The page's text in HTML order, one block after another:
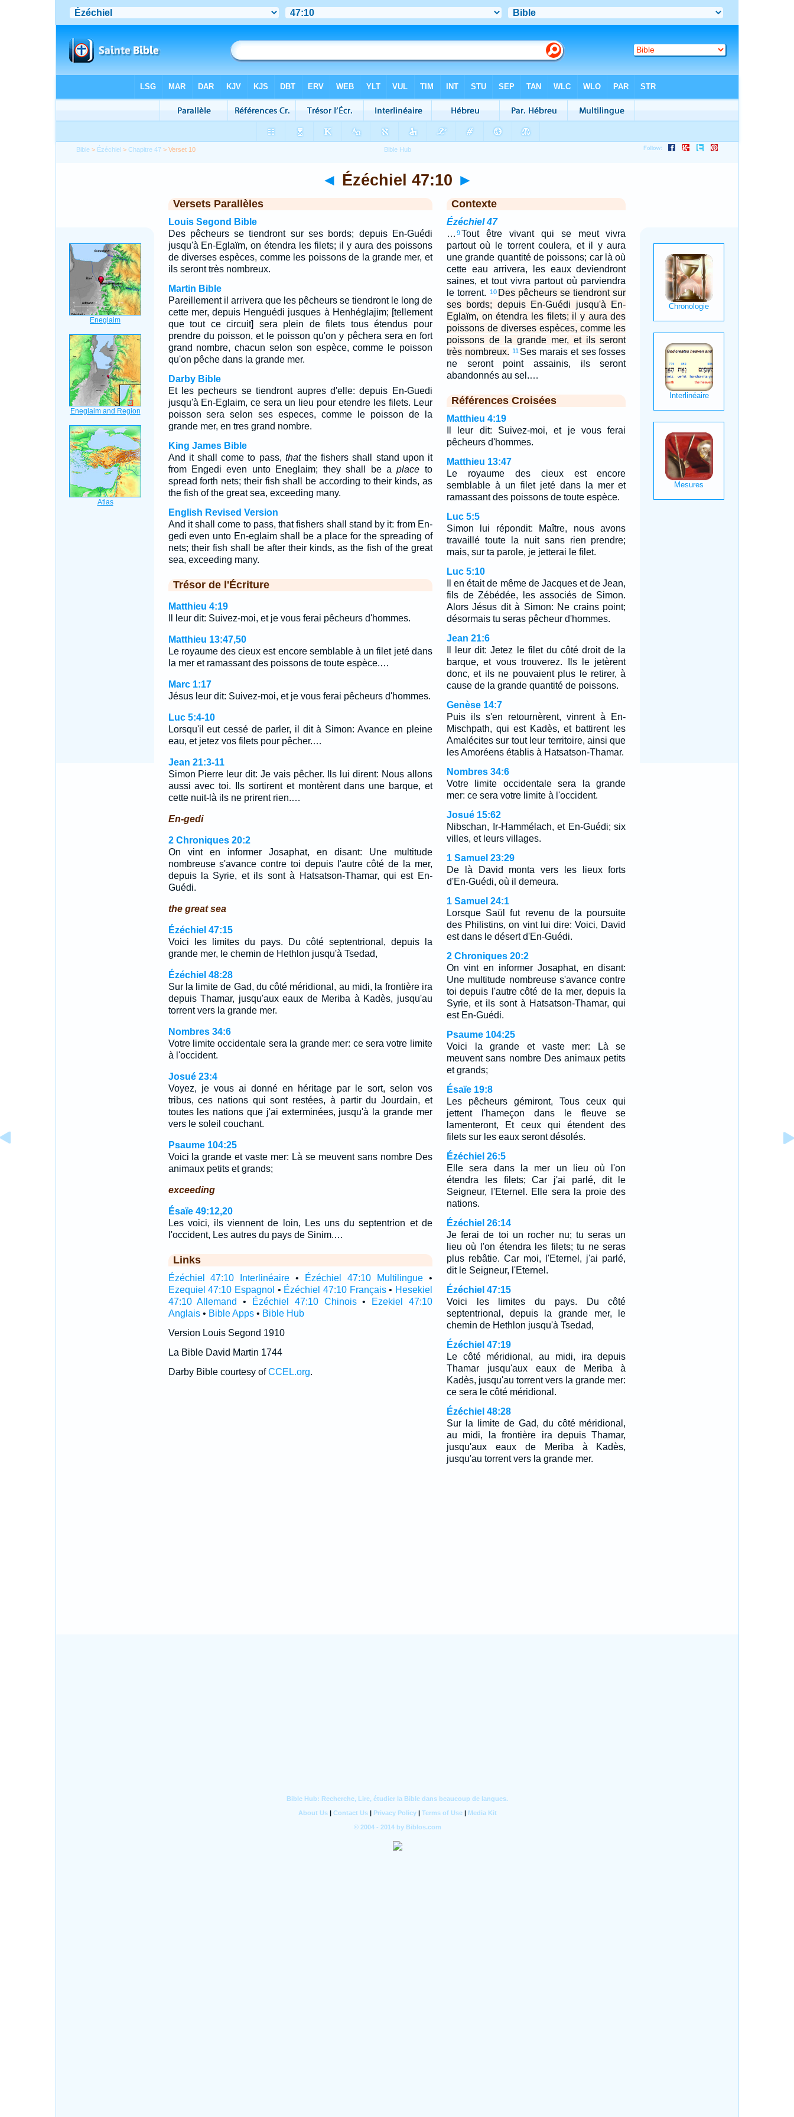
Bible > Ézéchiel >Chapitre 47 > Verset 10
◄ Ézéchiel 47:10 ►
Versets Parallèles
Louis Segond Bible
Des pêcheurs se tiendront sur ses bords; depuis En-Guédi
jusqu'à En-Eglaïm, on étendra les filets; il y aura des poissons
de diverses espèces, comme les poissons de la grande mer, et
ils seront très nombreux.
Martin Bible
Pareillement il arrivera que les pêcheurs se tiendront le long de
cette mer, depuis Henguédi jusques à Henhéglajim; [tellement
que tout ce circuit] sera plein de filets tous étendus pour
prendre du poisson, et le poisson qu'on y pêchera sera en fort
grand nombre, chacun selon son espèce, comme le poisson
qu'on pêche dans la grande mer.
Darby Bible
Et les pecheurs se tiendront aupres d'elle: depuis En-Guedi
jusqu'à En-Eglaim, ce sera un lieu pour etendre les filets. Leur
poisson sera selon ses especes, comme le poisson de la
grande mer, en tres grand nombre.
King James Bible
And it shall come to pass, thatthe fishers shall stand upon it
from Engedi even unto Eneglaim; they shall be aplace to
spread forth nets; their fish shall be according to their kinds, as
the fish of the great sea, exceeding many.
English Revised Version
And it shall come to pass, that fishers shall stand by it: from En-
gedi even unto En-eglaim shall be a place for the spreading of
nets; their fish shall be after their kinds, as the fish of the great
sea, exceeding many.
Trésor de l'Écriture
Matthieu 4:19
Il leur dit: Suivez-moi, et je vous ferai pêcheurs d'hommes.
Matthieu 13:47,50
Le royaume des cieux est encore semblable à un filet jeté dans
la mer et ramassant des poissons de toute espèce.…
Marc 1:17
Jésus leur dit: Suivez-moi, et je vous ferai pêcheurs d'hommes.
Luc 5:4-10
Lorsqu'il eut cessé de parler, il dit à Simon: Avance en pleine
eau, et jetez vos filets pour pêcher.…
Jean 21:3-11
Simon Pierre leur dit: Je vais pêcher. Ils lui dirent: Nous allons
aussi avec toi. Ils sortirent et montèrent dans une barque, et
cette nuit-là ils ne prirent rien.…
En-gedi
2 Chroniques 20:2
On vint en informer Josaphat, en disant: Une multitude
nombreuse s'avance contre toi depuis l'autre côté de la mer,
depuis la Syrie, et ils sont à Hatsatson-Thamar, qui est En-
Guédi.
the great sea
Ézéchiel 47:15
Voici les limites du pays. Du côté septentrional, depuis la
grande mer, le chemin de Hethlon jusqu'à Tsedad,
Ézéchiel 48:28
Sur la limite de Gad, du côté méridional, au midi, la frontière ira
depuis Thamar, jusqu'aux eaux de Meriba à Kadès, jusqu'au
torrent vers la grande mer.
Nombres 34:6
Votre limite occidentale sera la grande mer: ce sera votre limite
à l'occident.
Josué 23:4
Voyez, je vous ai donné en héritage par le sort, selon vos
tribus, ces nations qui sont restées, à partir du Jourdain, et
toutes les nations que j'ai exterminées, jusqu'à la grande mer
vers le soleil couchant.
Psaume 104:25
Voici la grande et vaste mer: Là se meuvent sans nombre Des
animaux petits et grands;
exceeding
Ésaïe 49:12,20
Les voici, ils viennent de loin, Les uns du septentrion et de
l'occident, Les autres du pays de Sinim.…
Links
Ézéchiel 47:10 Interlinéaire • Ézéchiel 47:10 Multilingue •
Ezequiel 47:10 Espagnol • Ézéchiel 47:10 Français• Hesekiel
47:10 Allemand
• Ézéchiel 47:10 Chinois•
Ezekiel 47:10
Anglais• Bible Apps• Bible Hub
Version Louis Segond 1910
La Bible David Martin 1744
Darby Bible courtesy ofCCEL.org.
Contexte
Ézéchiel 47
… 9Tout être vivant qui se meut vivra
partout où le torrent coulera, et il y aura
une grande quantité de poissons; car là où
cette eau arrivera, les eaux deviendront
saines, et tout vivra partout où parviendra
le torrent.
10 Des pêcheurs se tiendront sur
ses bords; depuis En-Guédi jusqu'à En-
Eglaïm, on étendra les filets; il y aura des
poissons de diverses espèces, comme les
poissons de la grande mer, et ils seront
très nombreux. 11 Ses marais et ses fosses
ne seront point assainis, ils seront
abandonnés au sel.…
Références Croisées
Matthieu 4:19
Il leur dit: Suivez-moi, et je vous ferai
pêcheurs d'hommes.
Matthieu 13:47
Le royaume des cieux est encore
semblable à un filet jeté dans la mer et
ramassant des poissons de toute espèce.
Luc 5:5
Simon lui répondit: Maître, nous avons
travaillé toute la nuit sans rien prendre;
mais, sur ta parole, je jetterai le filet.
Luc 5:10
Il en était de même de Jacques et de Jean,
fils de Zébédée, les associés de Simon.
Alors Jésus dit à Simon: Ne crains point;
désormais tu seras pêcheur d'hommes.
Jean 21:6
Il leur dit: Jetez le filet du côté droit de la
barque, et vous trouverez. Ils le jetèrent
donc, et ils ne pouvaient plus le retirer, à
cause de la grande quantité de poissons.
Genèse 14:7
Puis ils s'en retournèrent, vinrent à En-
Mischpath, qui est Kadès, et battirent les
Amalécites sur tout leur territoire, ainsi que
les Amoréens établis à Hatsatson-Thamar.
Nombres 34:6
Votre limite occidentale sera la grande
mer: ce sera votre limite à l'occident.
Josué 15:62
Nibschan, Ir-Hammélach, et En-Guédi; six
villes, et leurs villages.
1 Samuel 23:29
De là David monta vers les lieux forts
d'En-Guédi, où il demeura.
1 Samuel 24:1
Lorsque Saül fut revenu de la poursuite
des Philistins, on vint lui dire: Voici, David
est dans le désert d'En-Guédi.
2 Chroniques 20:2
On vint en informer Josaphat, en disant:
Une multitude nombreuse s'avance contre
toi depuis l'autre côté de la mer, depuis la
Syrie, et ils sont à Hatsatson-Thamar, qui
est En-Guédi.
Psaume 104:25
Voici la grande et vaste mer: Là se
meuvent sans nombre Des animaux petits
et grands;
Ésaïe 19:8
Les pêcheurs gémiront, Tous ceux qui
jettent l'hameçon dans le fleuve se
lamenteront, Et ceux qui étendent des
filets sur les eaux seront désolés.
Ézéchiel 26:5
Elle sera dans la mer un lieu où l'on
étendra les filets; Car j'ai parlé, dit le
Seigneur, l'Eternel. Elle sera la proie des
nations.
Ézéchiel 26:14
Je ferai de toi un rocher nu; tu seras un
lieu où l'on étendra les filets; tu ne seras
plus rebâtie. Car moi, l'Eternel, j'ai parlé,
dit le Seigneur, l'Eternel.
Ézéchiel 47:15
Voici les limites du pays. Du côté
septentrional, depuis la grande mer, le
chemin de Hethlon jusqu'à Tsedad,
Ézéchiel 47:19
Le côté méridional, au midi, ira depuis
Thamar jusqu'aux eaux de Meriba à
Kadès, jusqu'au torrent vers la grande mer:
ce sera le côté méridional.
Ézéchiel 48:28
Sur la limite de Gad, du côté méridional,
au midi, la frontière ira depuis Thamar,
jusqu'aux eaux de Meriba à Kadès,
jusqu'au torrent vers la grande mer.